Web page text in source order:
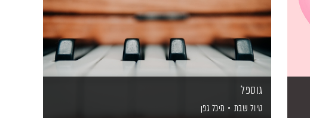
גוספל
טיול שבת מיכל גפן